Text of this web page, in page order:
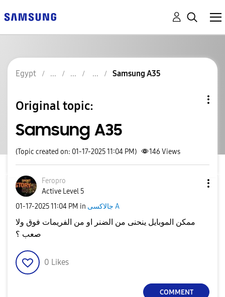
Egypt Samsung A35
Original topic:
Samsung A35
(Topic created on: 01-17-2025 11:04 PM) 146 Views
Feropro
Active Level 5
‎01-17-202511:04 PM in جالاكسى A
ممكن الموبايل ينحنى من الضنر او من الفريمات فوق ولا
صعب ؟
0 Likes
COMMENT